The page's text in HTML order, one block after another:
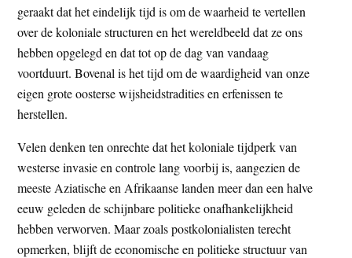
geraakt dat het eindelijk tijd is om de waarheid te vertellen
over de koloniale structuren en het wereldbeeld dat ze ons
hebben opgelegd en dat tot op de dag van vandaag
voortduurt. Bovenal is het tijd om de waardigheid van onze
eigen grote oosterse wijsheidstradities en erfenissen te
herstellen.
Velen denken ten onrechte dat het koloniale tijdperk van
westerse invasie en controle lang voorbij is, aangezien de
meeste Aziatische en Afrikaanse landen meer dan een halve
eeuw geleden de schijnbare politieke onafhankelijkheid
hebben verworven. Maar zoals postkolonialisten terecht
opmerken, blijft de economische en politieke structuur van